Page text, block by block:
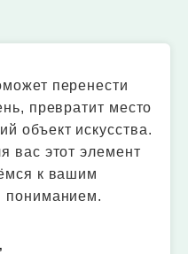
перенести
превратит место
объект искусства.
вас этот элемент
к вашим
пониманием.